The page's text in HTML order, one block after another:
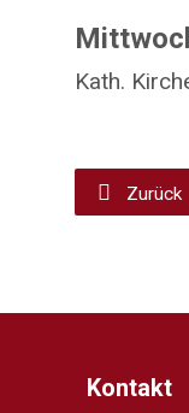
Kath.
Zurück
Kontakt